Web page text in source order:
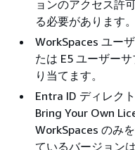
ョンのアクセス許
る必要があります。
WorkSpaces ユー
たは E5 ユーザー
り当てます。
Entra ID ディレク
Bring Your Own
WorkSpaces のみ
ているバージョン